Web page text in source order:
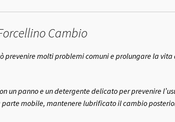
Cambio
prevenire molti problemi comuni e prolungare la vita
un panno e un detergente delicato per prevenire
parte mobile, mantenere lubrificato il cambio